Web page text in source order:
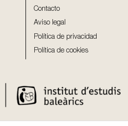
Contacto
Aviso legal
Política de privacidad
Política de cookies